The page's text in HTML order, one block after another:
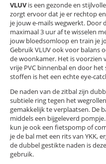
VLUVis een gezonde en
zorgt ervoor dat je er rechtop
je jouw e-mails wegwerkt. Door
maximaal 3 uur af te wisselen
jouw bloedsomloop en train je
Gebruik VLUV ook voor balans
de woonkamer. Het is voorzien
vrije PVC binnenbal en door
stoffen is het een echte eye-
De naden van de zitbal zijn
subtiele ring tegen het
gemakkelijk te verplaatsen. De
middels een bijgeleverd
kun je ook een fietspomp of
je de bal met een rits van YKK,
de dubbel gestikte naden is
gebruik.